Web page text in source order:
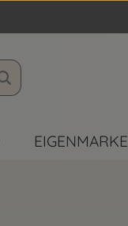
EIGENMARKE